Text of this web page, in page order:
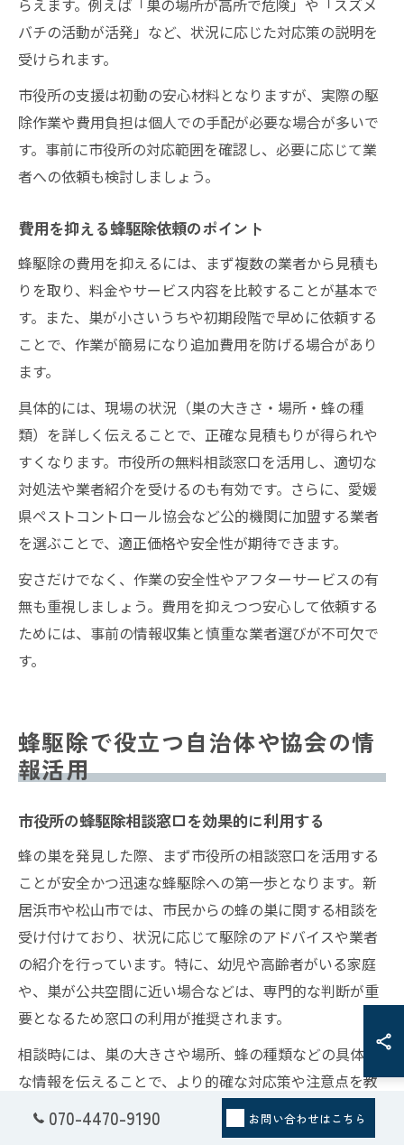
らえます。例えば「巣の場所が高所で危険」や「スズメ
バチの活動が活発」など、状況に応じた対応策の説明を
受けられます。
市役所の支援は初動の安心材料となりますが、実際の駆
除作業や費用負担は個人での手配が必要な場合が多いで
す。事前に市役所の対応範囲を確認し、必要に応じて業
者への依頼も検討しましょう。
費用を抑える蜂駆除依頼のポイント
蜂駆除の費用を抑えるには、まず複数の業者から見積も
りを取り、料金やサービス内容を比較することが基本で
す。また、巣が小さいうちや初期段階で早めに依頼する
ことで、作業が簡易になり追加費用を防げる場合があり
ます。
具体的には、現場の状況（巣の大きさ・場所・蜂の種
類）を詳しく伝えることで、正確な見積もりが得られや
すくなります。市役所の無料相談窓口を活用し、適切な
対処法や業者紹介を受けるのも有効です。さらに、愛媛
県ペストコントロール協会など公的機関に加盟する業者
を選ぶことで、適正価格や安全性が期待できます。
安さだけでなく、作業の安全性やアフターサービスの有
無も重視しましょう。費用を抑えつつ安心して依頼する
ためには、事前の情報収集と慎重な業者選びが不可欠で
す。
蜂駆除で役立つ自治体や協会の情
報活用
市役所の蜂駆除相談窓口を効果的に利用する
蜂の巣を発見した際、まず市役所の相談窓口を活用する
ことが安全かつ迅速な蜂駆除への第一歩となります。新
居浜市や松山市では、市民からの蜂の巣に関する相談を
受け付けており、状況に応じて駆除のアドバイスや業者
の紹介を行っています。特に、幼児や高齢者がいる家庭
や、巣が公共空間に近い場合などは、専門的な判断が重
要となるため窓口の利用が推奨されます。
相談時には、巣の大きさや場所、蜂の種類などの具体的
な情報を伝えることで、より的確な対応策や注意点を教
えてもらえます。市役所の担当者は、自治体の支援制度
や補助金の有無についても案内してくれるため、費用面
070-4470-9190 お問い合わせはこちら